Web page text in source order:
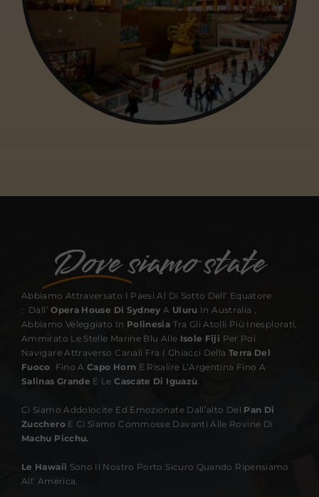
Dovesiamo state
Abbiamo Attraversato I Paesi Al Di Sotto Dell’ Equatore
: Dall’Opera House Di Sydney A Uluru In Australia ,
Abbiamo Veleggiato In Polinesia Tra Gli Atolli Più Inesplorati,
Ammirato Le Stelle Marine Blu Alle Isole Fiji Per Poi
Navigare Attraverso Canali Fra I Ghiacci Della Terra Del
Fuoco Fino ACapo Horn E Risalire L’Argentina Fino A
Salinas Grande E LeCascate Di Iguazù
Ci Siamo Addolocite Ed Emozionate Dall’alto Del Pan Di
ZuccheroE Ci Siamo Commosse Davanti Alle Rovine Di
Machu Picchu.
Le Hawaii Sono Il Nostro Porto Sicuro Quando Ripensiamo
All’ America.